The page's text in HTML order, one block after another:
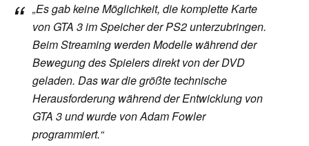
„Es gab keine Möglichkeit, die komplette Karte
von GTA 3 im Speicher der PS2 unterzubringen.
Beim Streaming werden Modelle während der
Bewegung des Spielers direkt von der DVD
geladen. Das war die größte technische
Herausforderung während der Entwicklung von
GTA 3 und wurde von Adam Fowler
programmiert.“